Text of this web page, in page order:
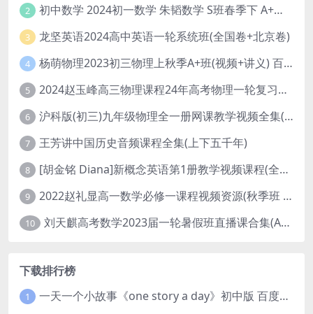
2 初中数学 2024初一数学 朱韬数学 S班春季下 A+班春季下 百度云网盘
3 龙坚英语2024高中英语一轮系统班(全国卷+北京卷)
4 杨萌物理2023初三物理上秋季A+班(视频+讲义) 百度网盘分享
5 2024赵玉峰高三物理课程24年高考物理一轮复习网课教程
6 沪科版(初三)九年级物理全一册网课教学视频全集(录播版 杜春雨 66讲)
7 王芳讲中国历史音频课程全集(上下五千年)
8 [胡金铭 Diana]新概念英语第1册教学视频课程(全集 百度网盘下载)
9 2022赵礼显高一数学必修一课程视频资源(秋季班 含讲义)百度网盘云
10 刘天麒高考数学2023届一轮暑假班直播课合集(A和A+)
下载排行榜
1 一天一个小故事《one story a day》初中版 百度网盘分享下载